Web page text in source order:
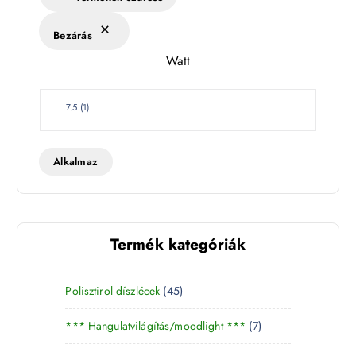
k
Bezárás
Watt
W
t
7.5 (1)
Alkalmaz
Termék kategóriák
Polisztirol díszlécek 454
5
t
e
*** Hangulatvilágítás/moodlight *** 77
t